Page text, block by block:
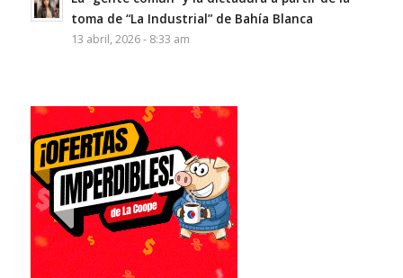
toma de “La Industrial” de Bahía Blanca
13 abril, 2026 - 8:33 am